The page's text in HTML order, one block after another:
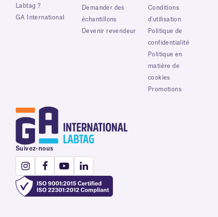
Labtag ?
GA International
Demander des
échantillons
Devenir revendeur
Conditions
d'utilisation
Politique de
confidentialité
Politique en
matière de
cookies
Promotions
Suivez-nous